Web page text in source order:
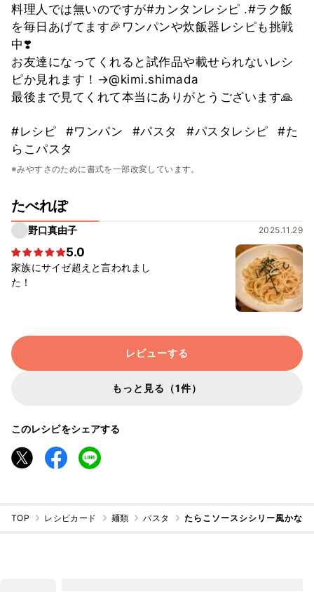
料理人では無いのですが#カンタンレシピ .#ラク飯
を毎日あげてます🎉ワンパンや炊飯器レシピも挑戦
中❣️
お友達になってくれると試作品や載せられないレシ
ピか見れます！→@kimi.shimada
最後まで見てくれて本当にありがとうございます🙏
#レシピ #ワンパン #パスタ #パスタレシピ
#た
らこパスタ
※みやすさのために書式を一部改変しています。
たべれぽ
野口真由子 2025.11.29
5.0
家族にサイゼ超えと言われまし
た！
レビューする
もっと見る（1件）
このレシピをシェアする
TOP レシピカード 麺類 パスタ たらこソースシシリー風かな